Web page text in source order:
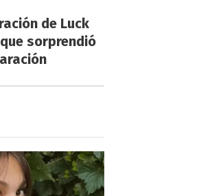
de Luck
sorprendió